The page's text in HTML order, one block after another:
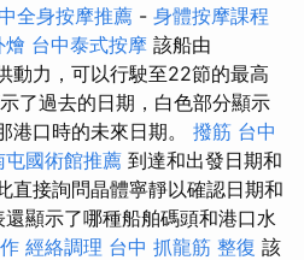
全身按摩推薦 - 身體按摩課程
燴 台中泰式按摩 該船由
動力，可以行駛至22節的最高
了過去的日期，白色部分顯示
港口時的未來日期。 撥筋 台中
屯國術館推薦 到達和出發日期和
直接詢問晶體寧靜以確認日期和
還顯示了哪種船舶碼頭和港口水
經絡調理 台中 抓龍筋 整復 該